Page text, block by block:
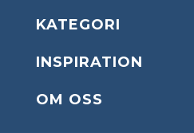
KATEGORI
INSPIRATION
OM OSS